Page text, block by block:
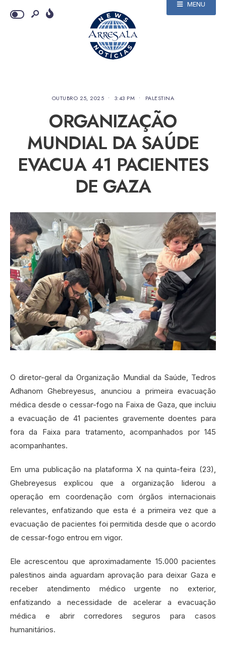
MENU
OUTUBRO 25, 2025 • 3:43 PM • PALESTINA
ORGANIZAÇÃO
MUNDIAL DA SAÚDE
EVACUA 41 PACIENTES
DE GAZA
O diretor-geral da Organização Mundial da Saúde, Tedros
Adhanom Ghebreyesus, anunciou a primeira evacuação
médica desde o cessar-fogo na Faixa de Gaza, que incluiu
a evacuação de 41 pacientes gravemente doentes para
fora da Faixa para tratamento, acompanhados por 145
acompanhantes.
Em uma publicação na plataforma X na quinta-feira (23),
Ghebreyesus explicou que a organização liderou a
operação em coordenação com órgãos internacionais
relevantes, enfatizando que esta é a primeira vez que a
evacuação de pacientes foi permitida desde que o acordo
de cessar-fogo entrou em vigor.
Ele acrescentou que aproximadamente 15.000 pacientes
palestinos ainda aguardam aprovação para deixar Gaza e
receber atendimento médico urgente no exterior,
enfatizando a necessidade de acelerar a evacuação
médica e abrir corredores seguros para casos
humanitários.